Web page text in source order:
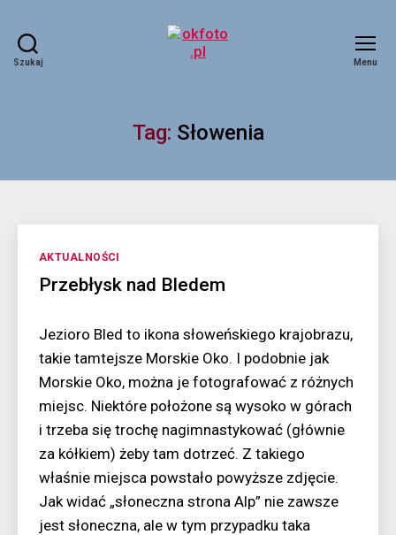
Szukaj Menu
Tag: Słowenia
Kategorie
AKTUALNOŚCI
Przebłysk nad Bledem
Jezioro Bled to ikona słoweńskiego krajobrazu,
takie tamtejsze Morskie Oko. I podobnie jak
Morskie Oko, można je fotografować z różnych
miejsc. Niektóre położone są wysoko w górach
i trzeba się trochę nagimnastykować (głównie
za kółkiem) żeby tam dotrzeć. Z takiego
właśnie miejsca powstało powyższe zdjęcie.
Jak widać „słoneczna strona Alp” nie zawsze
jest słoneczna, ale w tym przypadku taka